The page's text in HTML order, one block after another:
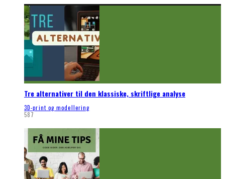
Tre alternativer til den klassiske, skriftlige analyse
3D-print og modellering
587